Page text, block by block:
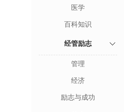
医学
百科知识
经管励志
管理
经济
励志与成功